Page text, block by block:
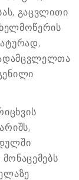
გაცვლითი
ხელმოწერის